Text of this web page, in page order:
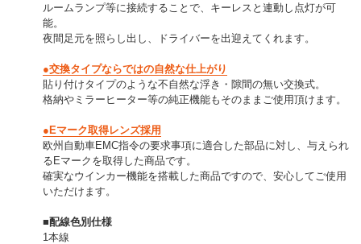
ルームランプ等に接続することで、キーレスと連動し点灯が可
能。
夜間足元を照らし出し、ドライバーを出迎えてくれます。
●交換タイプならではの自然な仕上がり
貼り付けタイプのような不自然な浮き・隙間の無い交換式。
格納やミラーヒーター等の純正機能もそのままご使用頂けます。
●Eマーク取得レンズ採用
欧州自動車EMC指令の要求事項に適合した部品に対し、与えられ
るEマークを取得した商品です。
確実なウインカー機能を搭載した商品ですので、安心してご使用
いただけます。
■配線色別仕様
1本線